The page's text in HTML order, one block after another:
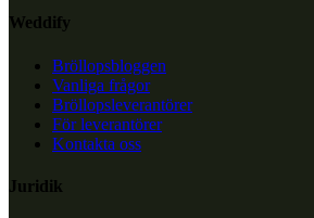
Weddify
Bröllopsbloggen
Vanliga frågor
Bröllopsleverantörer
För leverantörer
Kontakta oss
Juridik